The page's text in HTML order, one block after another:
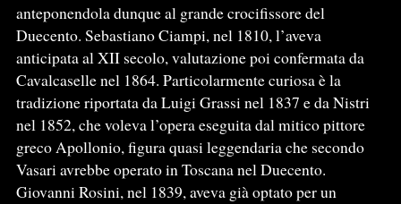
anteponendola dunque al grande crocifissore del
Duecento. Sebastiano Ciampi, nel 1810, l’aveva
anticipata al XII secolo, valutazione poi confermata da
Cavalcaselle nel 1864. Particolarmente curiosa è la
tradizione riportata da Luigi Grassi nel 1837 e da Nistri
nel 1852, che voleva l’opera eseguita dal mitico pittore
greco Apollonio, figura quasi leggendaria che secondo
Vasari avrebbe operato in Toscana nel Duecento.
Giovanni Rosini, nel 1839, aveva già optato per un